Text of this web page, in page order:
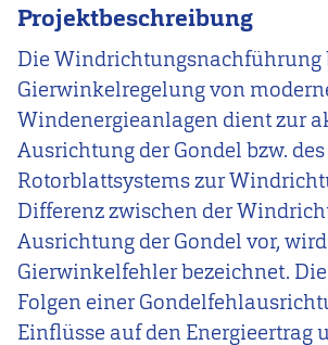
Projektbeschreibung
Die Windrichtungsnachführung
Gierwinkelregelung von
Windenergieanlagen dient zur
Ausrichtung der Gondel bzw. des
Rotorblattsystems zur
Differenz zwischen der
Ausrichtung der Gondel vor,
Gierwinkelfehler bezeichnet.
Folgen einer
Einflüsse auf den Energieertrag